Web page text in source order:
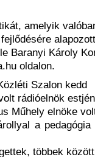
amelyik
Baranyi Károly
oldalon.
Szalon kedd
rádióelnök
Műhely elnöke
a
többek